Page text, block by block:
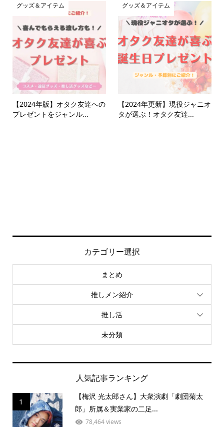
グッズ＆アイテム
【2024年版】オタク友達への
プレゼントをジャンル...
グッズ＆アイテム
【2024年更新】現役ジャニオ
タが選ぶ！オタク友達...
カテゴリー選択
まとめ
推しメン紹介
推し活
未分類
人気記事ランキング
1
【梅沢 光太郎さん】大衆演劇「劇団菊太
郎」所属＆実業家の二足...
78,464 views